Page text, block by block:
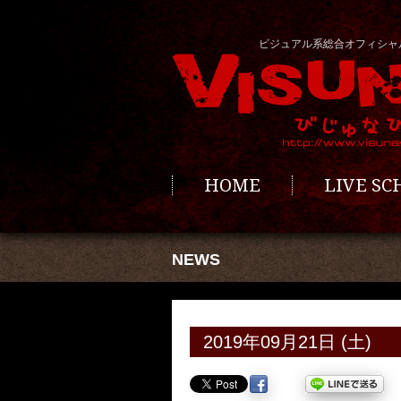
ビジュアル系総合オフィシ
HOME LIVE
NEWS
2019年09月21日 (土)